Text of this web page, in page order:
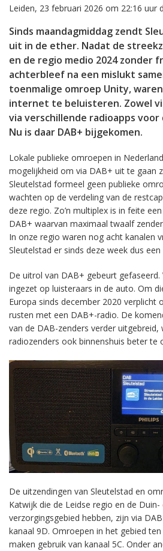
Leiden, 23 februari 2026 om 22:16 uur
Sinds maandagmiddag zendt
uit in de ether. Nadat de
en de regio medio 2024 zonder
achterbleef na een mislukt
toenmalige omroep Unity,
internet te beluisteren. Zowel
via verschillende radioapps
Nu is daar DAB+ bijgekomen.
Lokale publieke omroepen in
mogelijkheid om via DAB+ uit te gaan
Sleutelstad formeel geen publieke
wachten op de verdeling van de
deze regio. Zo’n multiplex is in feite
DAB+ waarvan maximaal twaalf
In onze regio waren nog acht kanalen
Sleutelstad er sinds deze week dus een
De uitrol van DAB+ gebeurt gefaseerd.
ingezet op luisteraars in de auto. Om
Europa sinds december 2020 verplicht
rusten met een DAB+-radio. De
van de DAB-zenders verder uitgebreid,
radiozenders ook binnenshuis beter te
De uitzendingen van Sleutelstad en
Katwijk die de Leidse regio en de
verzorgingsgebied hebben, zijn via
kanaal 9D. Omroepen in het gebied
maken gebruik van kanaal 5C. Onder